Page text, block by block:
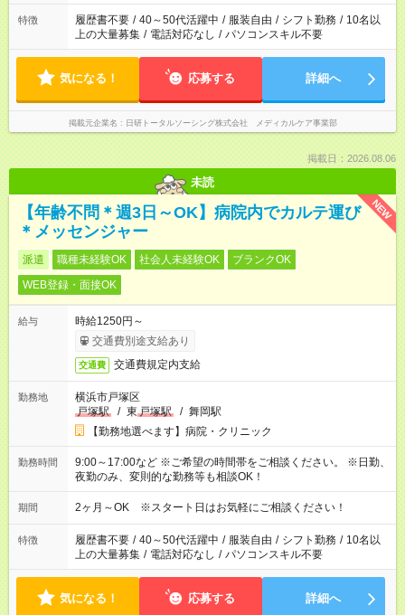
特徴 履歴書不要 / 40～50代活躍中 / 服装自由 / シフト勤務 / 10名以
上の大量募集 / 電話対応なし / パソコンスキル不要
気になる！ 応募する 詳細へ
掲載元企業名 日研トータルソーシング株式会社 メディカルケア事業部
掲載日：2026.08.06
未読
NEW
【年齢不問＊週3日～OK】病院内でカルテ運び
＊メッセンジャー
派遣 職種未経験OK 社会人未経験OK
ブランクOK
WEB登録・面接OK
給与
時給1250円～
交通費別途支給あり
交通費 交通費規定内支給
勤務地
横浜市戸塚区
戸塚駅
/ 東 戸塚駅 / 舞岡駅
【勤務地選べます】病院・クリニック
勤務時間
9:00～17:00など ※ご希望の時間帯をご相談ください。 ※日勤、
夜勤のみ、変則的な勤務等も相談OK！
期間 2ヶ月～OK ※スタート日はお気軽にご相談ください！
特徴 履歴書不要 / 40～50代活躍中 / 服装自由 / シフト勤務 / 10名以
上の大量募集 / 電話対応なし / パソコンスキル不要
気になる！ 応募する 詳細へ